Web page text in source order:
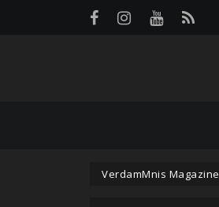
VerdamMnis Magazine
Panneau de gestion des cookies